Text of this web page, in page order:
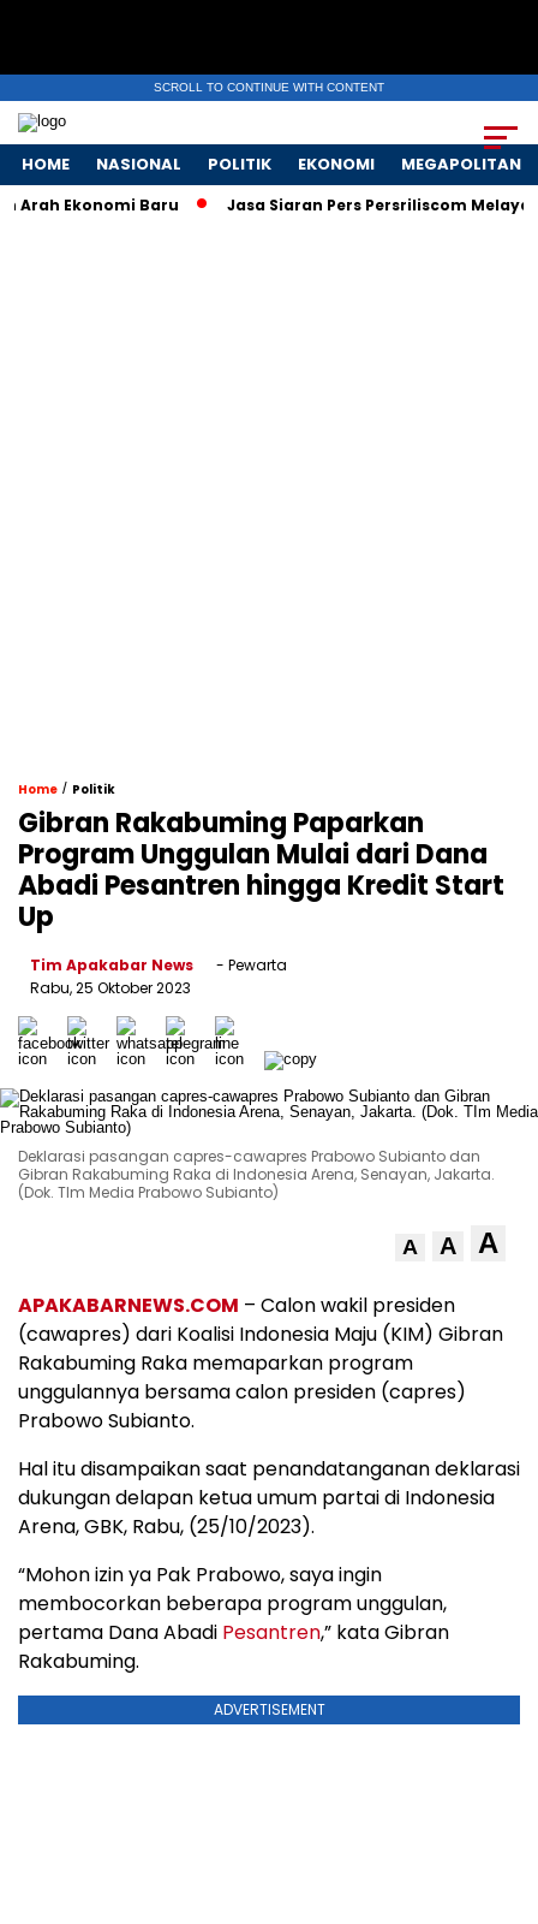
SCROLL TO CONTINUE WITH CONTENT
HOME NASIONAL POLITIK EKONOMI MEGAPOLITAN
Ekonomi Baru Jasa Siaran Pers Persriliscom Melayani
Home / Politik
Gibran Rakabuming Paparkan
Program Unggulan Mulai dari Dana
Abadi Pesantren hingga Kredit Start
Up
Tim Apakabar News
- Pewarta
Rabu, 25 Oktober 2023
Deklarasi pasangan capres-cawapres Prabowo Subianto dan
Gibran Rakabuming Raka di Indonesia Arena, Senayan, Jakarta.
(Dok. TIm Media Prabowo Subianto)
A A A
APAKABARNEWS.COM – Calon wakil presiden
(cawapres) dari Koalisi Indonesia Maju (KIM) Gibran
Rakabuming Raka memaparkan program
unggulannya bersama calon presiden (capres)
Prabowo Subianto.
Hal itu disampaikan saat penandatanganan deklarasi
dukungan delapan ketua umum partai di Indonesia
Arena, GBK, Rabu, (25/10/2023).
“Mohon izin ya Pak Prabowo, saya ingin
membocorkan beberapa program unggulan,
pertama Dana Abadi Pesantren,” kata Gibran
Rakabuming.
ADVERTISEMENT